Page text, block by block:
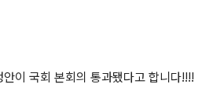
이 국회 본회의 통과됐다고 합니다!!!!